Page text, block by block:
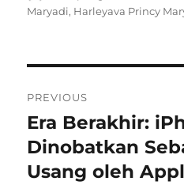
on
Maryadi, Harleyava Princy
pos
PREVIOUS
Previous
post:
Era Berakhir:
Dinobatkan
Usang oleh